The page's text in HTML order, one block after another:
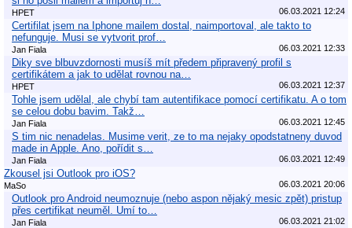
HPET 06.03.2021 12:24
Certifilat jsem na Iphone mailem dostal, naimportoval, ale takto to
nefunguje. Musi se vytvorit prof…
Jan Fiala 06.03.2021 12:33
Diky sve blbuvzdornosti musíš mít předem připravený profil s
certifikátem a jak to udělat rovnou na…
HPET 06.03.2021 12:37
Tohle jsem udělal, ale chybí tam autentifikace pomocí certifikatu. A o tom
se celou dobu bavim. Takž…
Jan Fiala 06.03.2021 12:45
S tim nic nenadelas. Musime verit, ze to ma nejaky opodstatneny duvod
made in Apple. Ano, pořídit s…
Jan Fiala 06.03.2021 12:49
Zkousel jsi Outlook pro iOS?
MaSo 06.03.2021 20:06
Outlook pro Android neumoznuje (nebo aspon nějaký mesic zpět) pristup
přes certifikat neuměl. Umí to…
Jan Fiala 06.03.2021 21:02